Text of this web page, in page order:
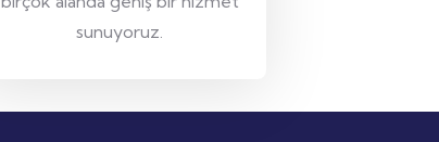
sunuyoruz.